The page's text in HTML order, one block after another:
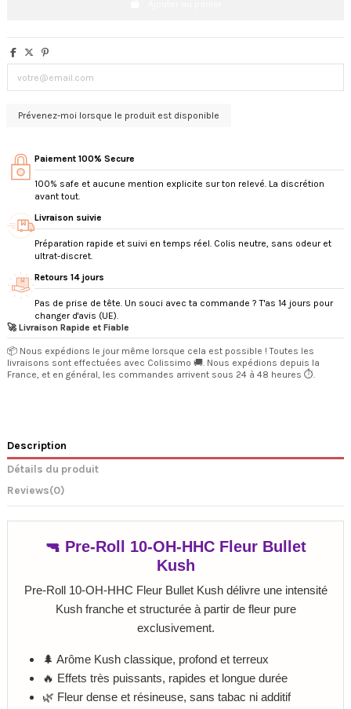
Paiement 100% Secure
100% safe et aucune mention explicite sur ton relevé. La discrétion
avant tout.
Livraison suivie
Préparation rapide et suivi en temps réel. Colis neutre, sans odeur et
ultrat-discret.
Retours 14 jours
Pas de prise de tête. Un souci avec ta commande ? T'as 14 jours pour
changer d'avis (UE).
🚀 Livraison Rapide et Fiable
📦 Nous expédions le jour même lorsque cela est possible ! Toutes les
livraisons sont effectuées avec Colissimo 🚚. Nous expédions depuis la
France, et en général, les commandes arrivent sous 24 à 48 heures ⏱️.
Description
Détails du produit
Reviews(0)
🔫 Pre-Roll 10-OH-HHC Fleur Bullet
Kush
Pre-Roll 10-OH-HHC Fleur Bullet Kush délivre une intensité
Kush franche et structurée à partir de fleur pure
exclusivement.
🌲 Arôme Kush classique, profond et terreux
🔥 Effets très puissants, rapides et longue durée
🌿 Fleur dense et résineuse, sans tabac ni additif